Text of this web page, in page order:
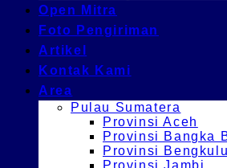
Open Mitra
Foto Pengiriman
Artikel
Kontak Kami
Area
Pulau Sumatera
Provinsi Aceh
Provinsi Bangka
Provinsi Bengkulu
Provinsi Jambi